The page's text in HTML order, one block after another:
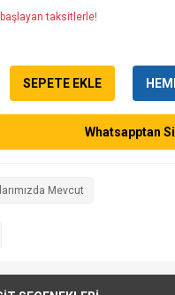
taksitlerle!
SEPETE EKLE
Whatsapptan
Mevcut